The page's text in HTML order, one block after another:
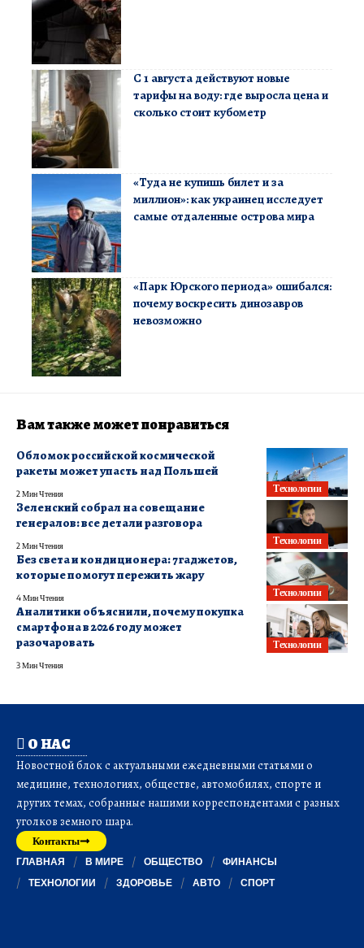
С 1 августа действуют новые
тарифы на воду: где выросла цена и
сколько стоит кубометр
«Туда не купишь билет и за
миллион»: как украинец исследует
самые отдаленные острова мира
«Парк Юрского периода» ошибался:
почему воскресить динозавров
невозможно
Вам также может понравиться
Технологии
Обломок российской космической
ракеты может упасть над Польшей
2 Мин Чтения
Технологии
Зеленский собрал на совещание
генералов: все детали разговора
2 Мин Чтения
Технологии
Без света и кондиционера: 7 гаджетов,
которые помогут пережить жару
4 Мин Чтения
Технологии
Аналитики объяснили, почему покупка
смартфона в 2026 году может
разочаровать
3 Мин Чтения
О НАС
Новостной блок с актуальными ежедневными статьями о
медицине, технологиях, обществе, автомобилях, спорте и
других темах, собранные нашими корреспондентами с разных
уголков земного шара.
Контакты
ГЛАВНАЯ В МИРЕ ОБЩЕСТВО
ФИНАНСЫ
ТЕХНОЛОГИИ
ЗДОРОВЬЕ АВТО СПОРТ